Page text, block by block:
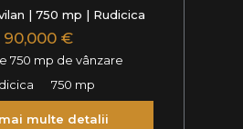
| 750 mp | Rudicica
90,000 €
750 mp de vânzare
750 mp
multe detalii